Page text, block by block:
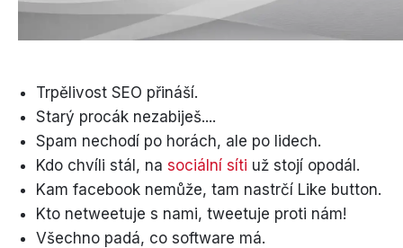
Trpělivost SEO přináší.
Starý procák nezabiješ....
Spam nechodí po horách, ale po lidech.
Kdo chvíli stál, na sociální síti už stojí opodál.
Kam facebook nemůže, tam nastrčí Like button.
Kto netweetuje s nami, tweetuje proti nám!
Všechno padá, co software má.